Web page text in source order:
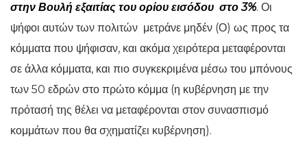
στην Βουλή εξαιτίας του ορίου εισόδου στο 3%. Οι
ψήφοι αυτών των πολιτών μετράνε μηδέν (Ο) ως προς τα
κόμματα που ψήφισαν, και ακόμα χειρότερα μεταφέρονται
σε άλλα κόμματα, και πιο συγκεκριμένα μέσω του μπόνους
των 50 εδρών στο πρώτο κόμμα (η κυβέρνηση με την
πρότασή της θέλει να μεταφέρονται στον συνασπισμό
κομμάτων που θα σχηματίζει κυβέρνηση).